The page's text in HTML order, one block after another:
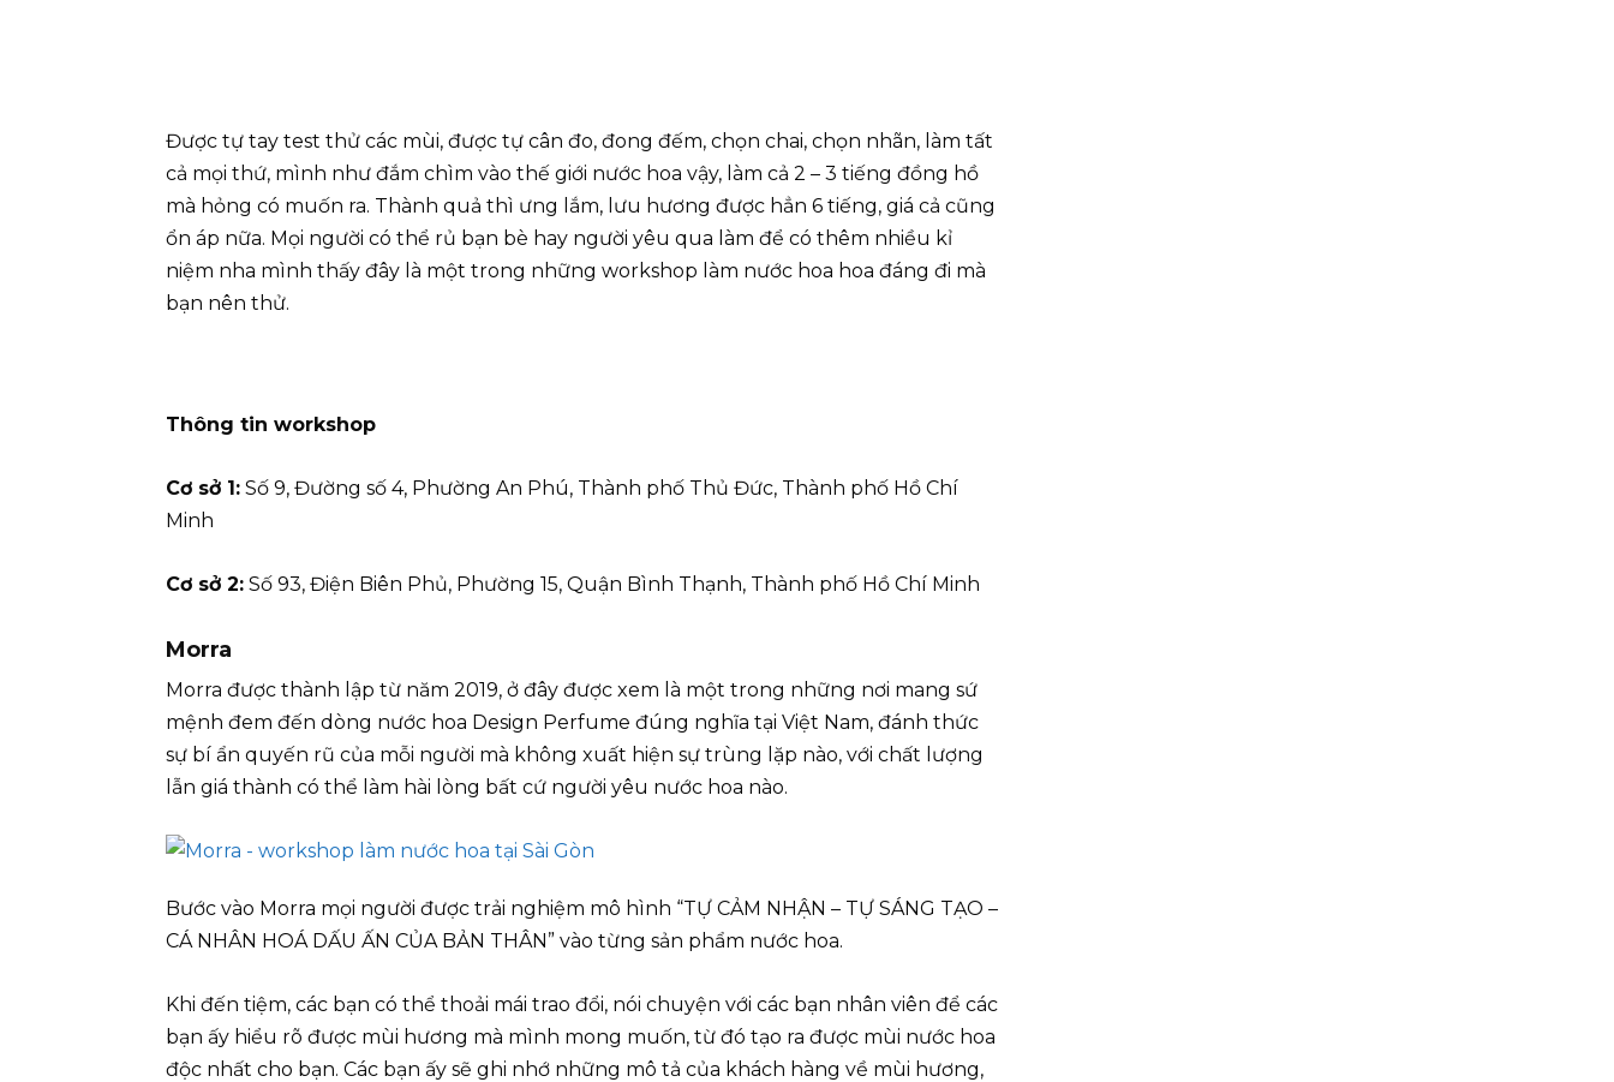
Được tự tay test thử các mùi, được tự cân đo, đong đếm, chọn chai, chọn nhãn, làm tất
cả mọi thứ, mình như đắm chìm vào thế giới nước hoa vậy, làm cả 2 – 3 tiếng đồng hồ
mà hỏng có muốn ra. Thành quả thì ưng lắm, lưu hương được hẳn 6 tiếng, giá cả cũng
ổn áp nữa. Mọi người có thể rủ bạn bè hay người yêu qua làm để có thêm nhiều kỉ
niệm nha mình thấy đây là một trong những workshop làm nước hoa hoa đáng đi mà
bạn nên thử.
Thông tin workshop
Cơ sở 1: Số 9, Đường số 4, Phường An Phú, Thành phố Thủ Đức, Thành phố Hồ Chí
Minh
Cơ sở 2: Số 93, Điện Biên Phủ, Phường 15, Quận Bình Thạnh, Thành phố Hồ Chí Minh
Morra
Morra được thành lập từ năm 2019, ở đây được xem là một trong những nơi mang sứ
mệnh đem đến dòng nước hoa Design Perfume đúng nghĩa tại Việt Nam, đánh thức
sự bí ẩn quyến rũ của mỗi người mà không xuất hiện sự trùng lặp nào, với chất lượng
lẫn giá thành có thể làm hài lòng bất cứ người yêu nước hoa nào.
Bước vào Morra mọi người được trải nghiệm mô hình “TỰ CẢM NHẬN – TỰ SÁNG TẠO –
CÁ NHÂN HOÁ DẤU ẤN CỦA BẢN THÂN” vào từng sản phẩm nước hoa.
Khi đến tiệm, các bạn có thể thoải mái trao đổi, nói chuyện với các bạn nhân viên để các
bạn ấy hiểu rõ được mùi hương mà mình mong muốn, từ đó tạo ra được mùi nước hoa
độc nhất cho bạn. Các bạn ấy sẽ ghi nhớ những mô tả của khách hàng về mùi hương,